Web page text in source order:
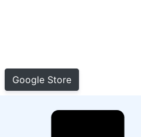
Google Store